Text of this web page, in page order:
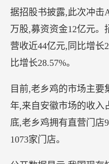
据招股书披露,此次冲击
万股,募资资金12亿元。
营收近44亿元,同比增长
比增长28.57%。
目前,老乡鸡的市场主要
年,来自安徽市场的收入
底,老乡鸡拥有直营门店
1073家门店。